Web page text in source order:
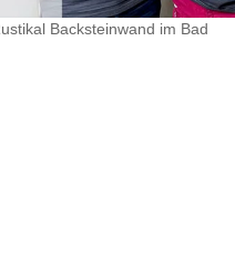
Backsteinwand im Bad